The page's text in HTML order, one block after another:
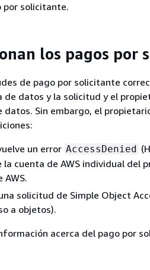
por solicitante.
los pagos por
de pago por solicitante
de datos y la solicitud y el
datos. Sin embargo, el
un error AccessDenied
cuenta de AWS individual del
AWS.
solicitud de Simple Object
a objetos).
acerca del pago por